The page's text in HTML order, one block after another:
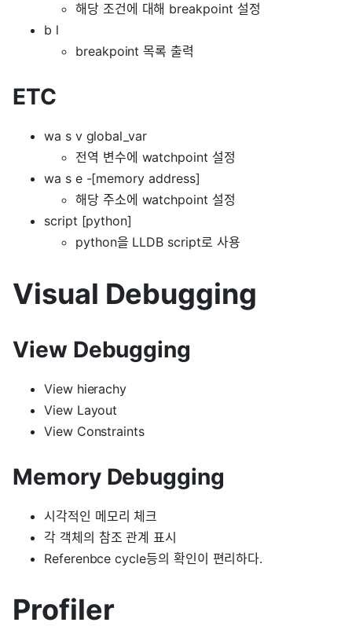
해당 조건에 대해 breakpoint 설정
b l
breakpoint 목록 출력
ETC
wa s v global_var
전역 변수에 watchpoint 설정
wa s e -[memory address]
해당 주소에 watchpoint 설정
script [python]
python을 LLDB script로 사용
Visual Debugging
View Debugging
View hierachy
View Layout
View Constraints
Memory Debugging
시각적인 메모리 체크
각 객체의 참조 관계 표시
Referenbce cycle등의 확인이 편리하다.
Profiler